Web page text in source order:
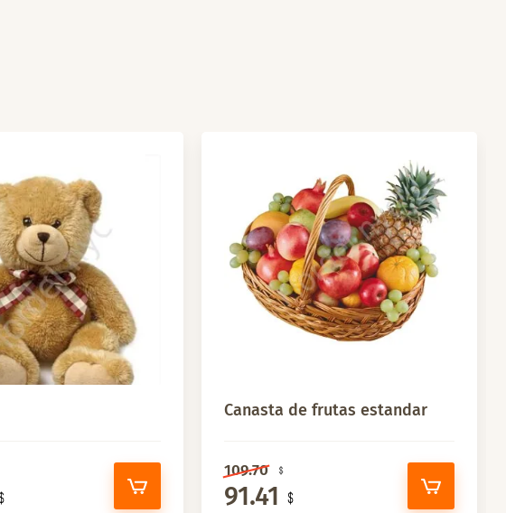
Canasta de frutas estandar
109.70
91.41